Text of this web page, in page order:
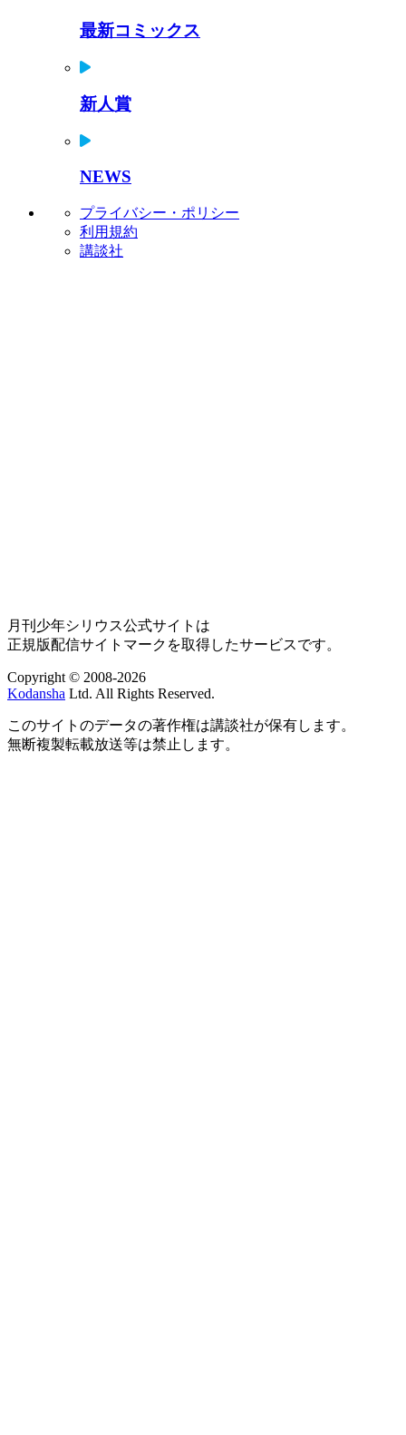
最新コミックス
新人賞
NEWS
プライバシー・ポリシー
利用規約
講談社
月刊少年シリウス公式サイトは
正規版配信サイトマークを取得したサービスです。
Copyright © 2008-2026
Kodansha Ltd. All Rights Reserved.
このサイトのデータの著作権は講談社が保有します。
無断複製転載放送等は禁止します。